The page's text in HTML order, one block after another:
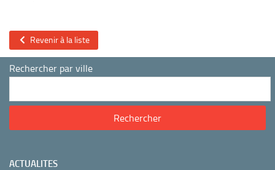
Revenir à la liste
Rechercher par ville
ACTUALITES